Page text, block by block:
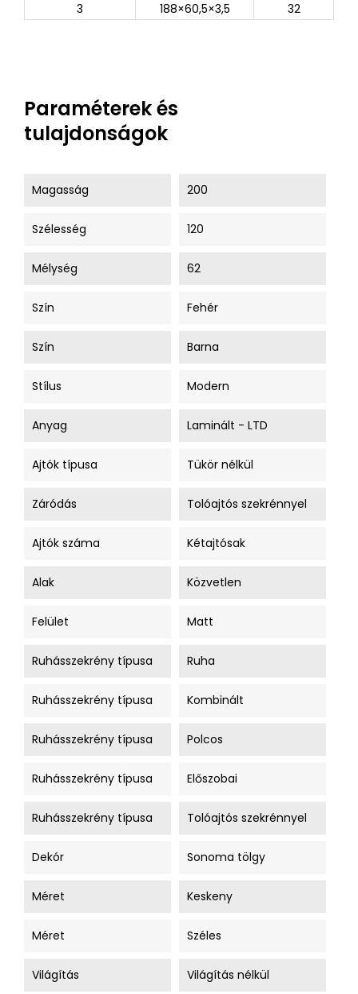
3
188×60,5×3,5 32
Paraméterek és
tulajdonságok
Magasság 200
Szélesség 120
Mélység 62
Szín Fehér
Szín Barna
Stílus Modern
Anyag Laminált - LTD
Ajtók típusa Tükör nélkül
Záródás Tolóajtós szekrénnyel
Ajtók száma Kétajtósak
Alak Közvetlen
Felület Matt
Ruhásszekrény típusa Ruha
Ruhásszekrény típusa Kombinált
Ruhásszekrény típusa Polcos
Ruhásszekrény típusa Előszobai
Ruhásszekrény típusa Tolóajtós szekrénnyel
Dekór Sonoma tölgy
Méret Keskeny
Méret Széles
Világítás Világítás nélkül